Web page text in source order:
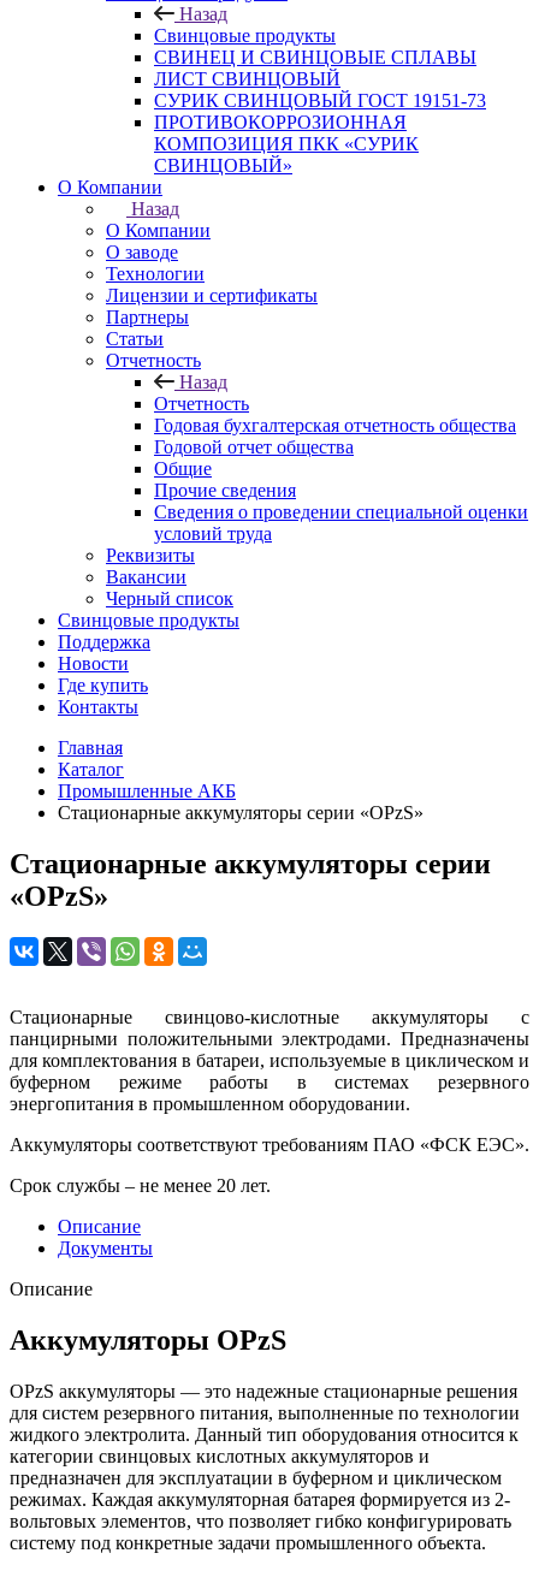
Назад
Свинцовые продукты
СВИНЕЦ И СВИНЦОВЫЕ СПЛАВЫ
ЛИСТ СВИНЦОВЫЙ
СУРИК СВИНЦОВЫЙ ГОСТ 19151-73
ПРОТИВОКОРРОЗИОННАЯ
КОМПОЗИЦИЯ ПКК «СУРИК
СВИНЦОВЫЙ»
О Компании
Назад
О Компании
О заводе
Технологии
Лицензии и сертификаты
Партнеры
Статьи
Отчетность
Назад
Отчетность
Годовая бухгалтерская отчетность общества
Годовой отчет общества
Общие
Прочие сведения
Сведения о проведении специальной оценки
условий труда
Реквизиты
Вакансии
Черный список
Свинцовые продукты
Поддержка
Новости
Где купить
Контакты
Главная
Каталог
Промышленные АКБ
Стационарные аккумуляторы серии «OPzS»
Стационарные аккумуляторы серии
«OPzS»
Стационарные свинцово-кислотные аккумуляторы с
панцирными положительными электродами. Предназначены
для комплектования в батареи, используемые в циклическом и
буферном режиме работы в системах резервного
энергопитания в промышленном оборудовании.
Аккумуляторы соответствуют требованиям ПАО «ФСК ЕЭС».
Срок службы – не менее 20 лет.
Описание
Документы
Описание
Аккумуляторы OPzS
OPzS аккумуляторы — это надежные стационарные решения
для систем резервного питания, выполненные по технологии
жидкого электролита. Данный тип оборудования относится к
категории свинцовых кислотных аккумуляторов и
предназначен для эксплуатации в буферном и циклическом
режимах. Каждая аккумуляторная батарея формируется из 2-
вольтовых элементов, что позволяет гибко конфигурировать
систему под конкретные задачи промышленного объекта.